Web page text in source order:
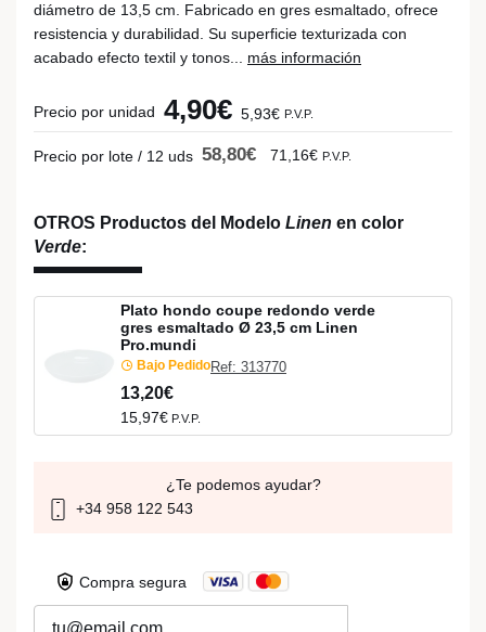
diámetro de 13,5 cm. Fabricado en gres esmaltado, ofrece
resistencia y durabilidad. Su superficie texturizada con
acabado efecto textil y tonos... más información
Precio por unidad 4,90€ 5,93€ P.V.P.
Precio por lote / 12 uds 58,80€ 71,16€ P.V.P.
OTROS Productos del Modelo Linen en color
Verde:
Plato hondo coupe redondo verde
gres esmaltado Ø 23,5 cm Linen
Pro.mundi
Bajo PedidoRef: 313770
13,20€
15,97€ P.V.P.
¿Te podemos ayudar?
+34 958 122 543
Compra segura